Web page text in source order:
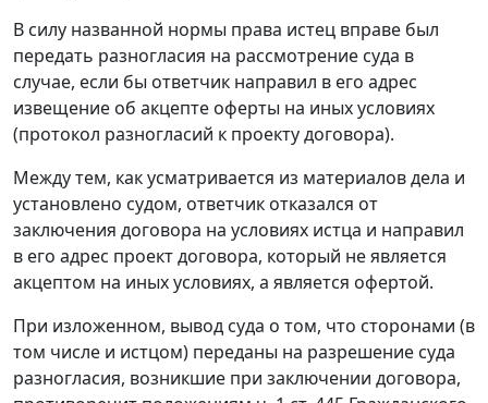
В силу названной нормы права истец вправе был
передать разногласия на рассмотрение суда в
случае, если бы ответчик направил в его адрес
извещение об акцепте оферты на иных условиях
(протокол разногласий к проекту договора).
Между тем, как усматривается из материалов дела и
установлено судом, ответчик отказался от
заключения договора на условиях истца и направил
в его адрес проект договора, который не является
акцептом на иных условиях, а является офертой.
При изложенном, вывод суда о том, что сторонами (в
том числе и истцом) переданы на разрешение суда
разногласия, возникшие при заключении договора,